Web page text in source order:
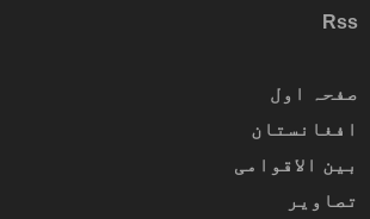
Rss
صفحہ اول
افغانستان
بین الاقوامی
تصاویر